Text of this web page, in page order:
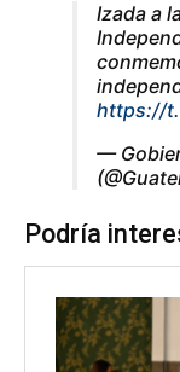
Izada a
https://
—
Podría